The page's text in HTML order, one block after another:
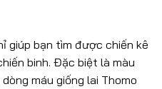
giúp bạn tìm được chiến kê
binh. Đặc biệt là màu
máu giống lai Thomo